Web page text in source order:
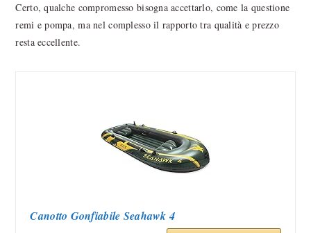
Certo, qualche compromesso bisogna accettarlo, come la questione
remi e pompa, ma nel complesso il rapporto tra qualità e prezzo
resta eccellente.
Canotto Gonfiabile Seahawk 4